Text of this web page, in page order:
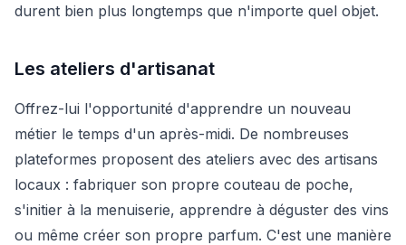
durent bien plus longtemps que n'importe quel objet.
Les ateliers d'artisanat
Offrez-lui l'opportunité d'apprendre un nouveau
métier le temps d'un après-midi. De nombreuses
plateformes proposent des ateliers avec des artisans
locaux : fabriquer son propre couteau de poche,
s'initier à la menuiserie, apprendre à déguster des vins
ou même créer son propre parfum. C'est une manière